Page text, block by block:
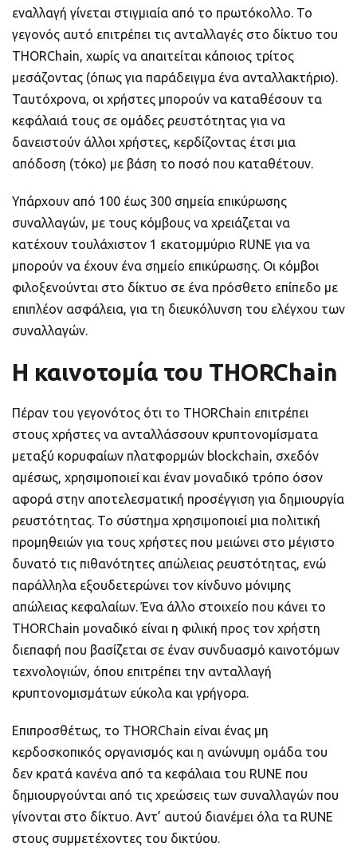
εναλλαγή γίνεται στιγμιαία από το πρωτόκολλο. Το
γεγονός αυτό επιτρέπει τις ανταλλαγές στο δίκτυο του
THORChain, χωρίς να απαιτείται κάποιος τρίτος
μεσάζοντας (όπως για παράδειγμα ένα ανταλλακτήριο).
Ταυτόχρονα, οι χρήστες μπορούν να καταθέσουν τα
κεφάλαιά τους σε ομάδες ρευστότητας για να
δανειστούν άλλοι χρήστες, κερδίζοντας έτσι μια
απόδοση (τόκο) με βάση το ποσό που καταθέτουν.
Υπάρχουν από 100 έως 300 σημεία επικύρωσης
συναλλαγών, με τους κόμβους να χρειάζεται να
κατέχουν τουλάχιστον 1 εκατομμύριο RUNE για να
μπορούν να έχουν ένα σημείο επικύρωσης. Οι κόμβοι
φιλοξενούνται στο δίκτυο σε ένα πρόσθετο επίπεδο με
επιπλέον ασφάλεια, για τη διευκόλυνση του ελέγχου των
συναλλαγών.
Η καινοτομία του THORChain
Πέραν του γεγονότος ότι το THORChain επιτρέπει
στους χρήστες να ανταλλάσσουν κρυπτονομίσματα
μεταξύ κορυφαίων πλατφορμών blockchain, σχεδόν
αμέσως, χρησιμοποιεί και έναν μοναδικό τρόπο όσον
αφορά στην αποτελεσματική προσέγγιση για δημιουργία
ρευστότητας. Το σύστημα χρησιμοποιεί μια πολιτική
προμηθειών για τους χρήστες που μειώνει στο μέγιστο
δυνατό τις πιθανότητες απώλειας ρευστότητας, ενώ
παράλληλα εξουδετερώνει τον κίνδυνο μόνιμης
απώλειας κεφαλαίων. Ένα άλλο στοιχείο που κάνει το
THORChain μοναδικό είναι η φιλική προς τον χρήστη
διεπαφή που βασίζεται σε έναν συνδυασμό καινοτόμων
τεχνολογιών, όπου επιτρέπει την ανταλλαγή
κρυπτονομισμάτων εύκολα και γρήγορα.
Επιπροσθέτως, το THORChain είναι ένας μη
κερδοσκοπικός οργανισμός και η ανώνυμη ομάδα του
δεν κρατά κανένα από τα κεφάλαια του RUNE που
δημιουργούνται από τις χρεώσεις των συναλλαγών που
γίνονται στο δίκτυο. Αντ’ αυτού διανέμει όλα τα RUNE
στους συμμετέχοντες του δικτύου.